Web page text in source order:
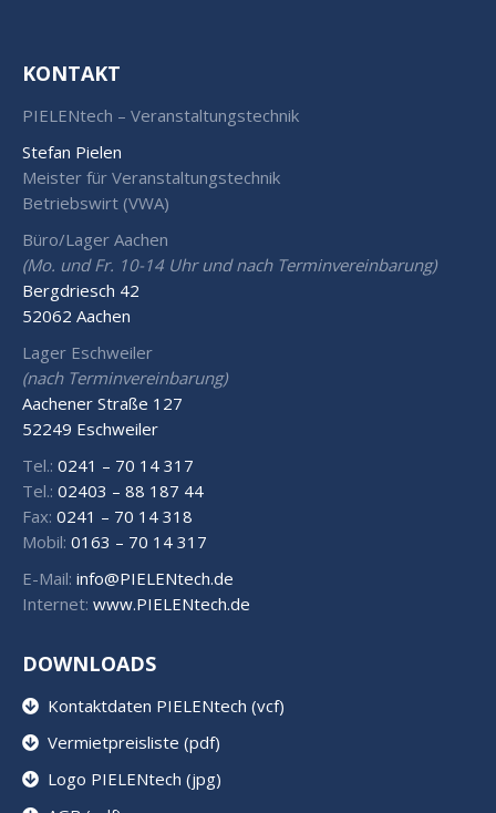
KONTAKT
PIELENtech – Veranstaltungstechnik
Stefan Pielen
Meister für Veranstaltungstechnik
Betriebswirt (VWA)
Büro/Lager Aachen
(Mo. und Fr. 10-14 Uhr und nach Terminvereinbarung)
Bergdriesch 42
52062 Aachen
Lager Eschweiler
(nach Terminvereinbarung)
Aachener Straße 127
52249 Eschweiler
Tel.: 0241 – 70 14 317
Tel.: 02403 – 88 187 44
Fax: 0241 – 70 14 318
Mobil: 0163 – 70 14 317
E-Mail: info@PIELENtech.de
Internet: www.PIELENtech.de
DOWNLOADS
Kontaktdaten PIELENtech (vcf)
Vermietpreisliste (pdf)
Logo PIELENtech (jpg)